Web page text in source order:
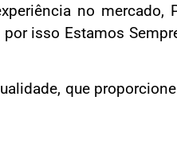
no mercado,
isso Estamos
que